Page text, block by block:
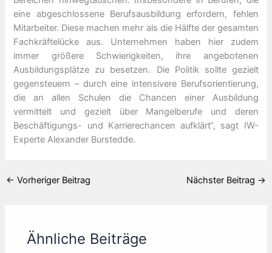
eine abgeschlossene Berufsausbildung erfordern, fehlen
Mitarbeiter. Diese machen mehr als die Hälfte der gesamten
Fachkräftelücke aus. Unternehmen haben hier zudem
immer größere Schwierigkeiten, ihre angebotenen
Ausbildungsplätze zu besetzen. Die Politik sollte gezielt
gegensteuern – durch eine intensivere Berufsorientierung,
die an allen Schulen die Chancen einer Ausbildung
vermittelt und gezielt über Mangelberufe und deren
Beschäftigungs- und Karrierechancen aufklärt“, sagt IW-
Experte Alexander Burstedde.
← Vorheriger Beitrag Nächster Beitrag →
Ähnliche Beiträge